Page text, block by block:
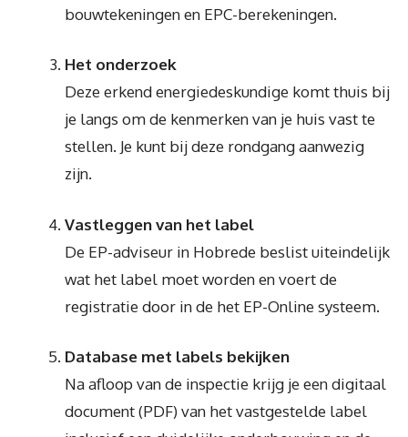
bouwtekeningen en EPC-berekeningen.
Het onderzoek
Deze erkend energiedeskundige komt thuis bij
je langs om de kenmerken van je huis vast te
stellen. Je kunt bij deze rondgang aanwezig
zijn.
Vastleggen van het label
De EP-adviseur in Hobrede beslist uiteindelijk
wat het label moet worden en voert de
registratie door in de het EP-Online systeem.
Database met labels bekijken
Na afloop van de inspectie krijg je een digitaal
document (PDF) van het vastgestelde label